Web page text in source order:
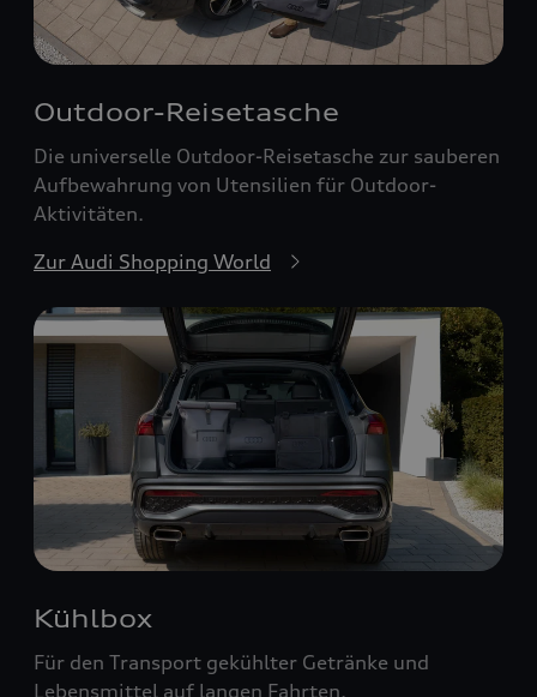
Outdoor-Reisetasche
Die universelle Outdoor-Reisetasche zur sauberen
Aufbewahrung von Utensilien für Outdoor-
Aktivitäten.
Zur Audi Shopping World
Kühlbox
Für den Transport gekühlter Getränke und
Lebensmittel auf langen Fahrten.